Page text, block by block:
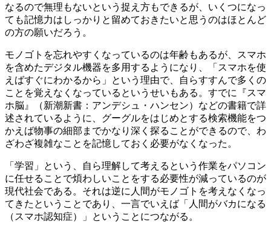
なるので無理もないという捉え方もできるが、いくつになっ
ても記憶力はしっかりと留めておきたいと思うのはほとんど
の方の願いだろう。
モノゴトを忘れやすくなっているのは年齢もあるが、スマホ
を含めたデジタル機器を多用するようになり、「スマホを使
えばすぐにわかるから」という理由で、自らすすんで多くの
ことを覚えなくなっているというせいもある。すでに『スマ
ホ脳』（新潮新書：アンデシュ・ハンセン）などの書籍で詳
述されているように、グーグルをはじめとする検索機能をつ
かえば物事の細部までかなり深く探ることができるので、わ
ざわざ複雑なことを記憶しておく必要がなくなった。
「学習」という、自ら理解して考えるという作業をパソコン
に任せることで煩わしいことをする必要性が減っているのが
現代社会である。それは逆に人間がモノゴトを考えなくなっ
てきたということであり、一言でいえば「人間がバカになる
（スマホ認知症）」ということにつながる。